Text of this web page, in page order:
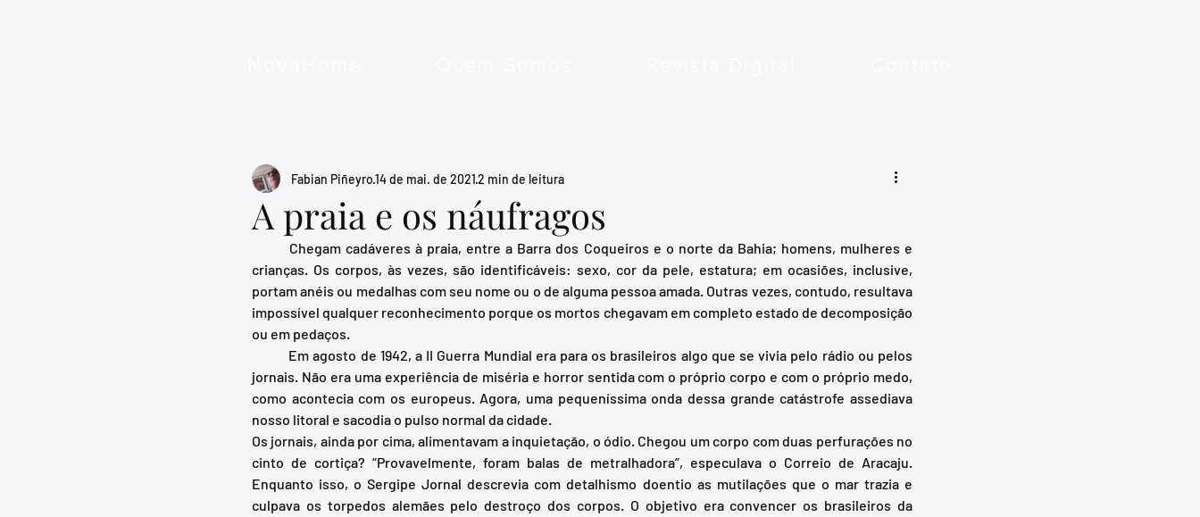
A praia e os náufragos
Fabian Piñeyro14 de mai. de 20212 min de leitura
crianças. Os corpos, às vezes, são identificáveis: sexo, cor da pele, estatura; em ocasiões, inclusive,
portam anéis ou medalhas com seu nome ou o de alguma pessoa amada. Outras vezes, contudo, resultava
impossível qualquer reconhecimento porque os mortos chegavam em completo estado de decomposição
ou em pedaços.
jornais. Não era uma experiência de miséria e horror sentida com o próprio corpo e com o próprio medo,
como acontecia com os europeus. Agora, uma pequeníssima onda dessa grande catástrofe assediava
nosso litoral e sacodia o pulso normal da cidade.
Os jornais, ainda por cima, alimentavam a inquietação, o ódio. Chegou um corpo com duas perfurações no
cinto de cortiça? “Provavelmente, foram balas de metralhadora”, especulava o Correio de Aracaju.
Enquanto isso, o Sergipe Jornal descrevia com detalhismo doentio as mutilações que o mar trazia e
culpava os torpedos alemães pelo destroço dos corpos. O objetivo era convencer os brasileiros da